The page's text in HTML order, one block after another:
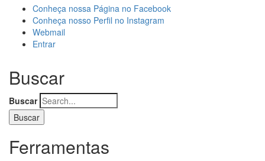
Conheça nossa Página no Facebook
Conheça nosso Perfil no Instagram
Webmail
Entrar
Buscar
Buscar
Ferramentas